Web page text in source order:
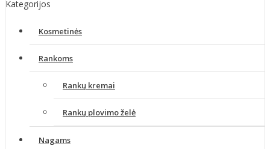
Kategorijos
Kosmetinės
Rankoms
Rankų kremai
Rankų plovimo želė
Nagams